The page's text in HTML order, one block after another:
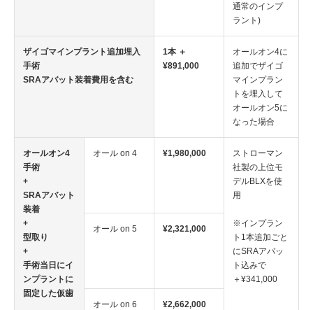
通常のインプ
ラント)
ザイゴマインプラント追加埋入
手術
SRAアバット装着費用を含む
1本 ＋
¥891,000
オールオン4に
追加でザイゴ
マインプラン
トを埋入して
オールオン5に
なった場合
オールオン4
手術
+
SRAアバット
装着
+
型取り
+
手術当日にイ
ンプラントに
固定した仮歯
オール on 4 ¥1,980,000
ストローマン
社製の上位モ
デルBLXを使
用
※インプラン
ト1本追加ごと
にSRAアバッ
ト込みで
＋¥341,000
オール on 5 ¥2,321,000
オール on 6 ¥2,662,000